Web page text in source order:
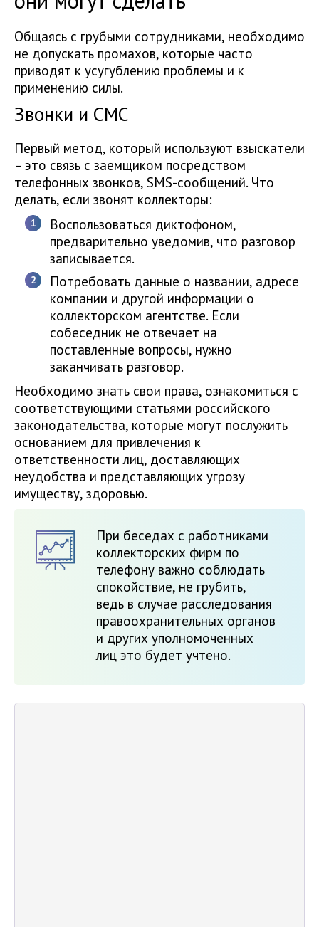
Общаясь с грубыми сотрудниками, необходимо
не допускать промахов, которые часто
приводят к усугублению проблемы и к
применению силы.
Звонки и СМС
Первый метод, который используют взыскатели
– это связь с заемщиком посредством
телефонных звонков, SMS-сообщений. Что
делать, если звонят коллекторы:
Воспользоваться диктофоном,
предварительно уведомив, что разговор
записывается.
Потребовать данные о названии, адресе
компании и другой информации о
коллекторском агентстве. Если
собеседник не отвечает на
поставленные вопросы, нужно
заканчивать разговор.
Необходимо знать свои права, ознакомиться с
соответствующими статьями российского
законодательства, которые могут послужить
основанием для привлечения к
ответственности лиц, доставляющих
неудобства и представляющих угрозу
имуществу, здоровью.
При беседах с работниками
коллекторских фирм по
телефону важно соблюдать
спокойствие, не грубить,
ведь в случае расследования
правоохранительных органов
и других уполномоченных
лиц это будет учтено.